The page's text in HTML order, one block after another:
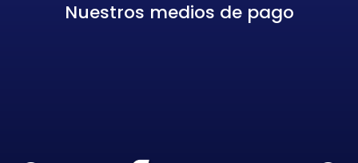
Nuestros medios de pago